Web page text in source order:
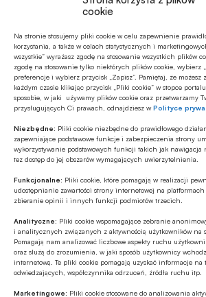
cookie
Na stronie stosujemy pliki cookie w celu zapewnienie
korzystania, a także w celach statystycznych i
wszystkie” wyrażasz zgodę na stosowanie wszystkich plików
zgodę na stosowanie tylko niektórych plików cookie, wybierz
preferencje i wybierz przycisk „Zapisz”. Pamiętaj, że możesz
każdym czasie klikając przycisk „Pliki cookie” w stopce
sposobie, w jaki używamy plików cookie oraz przetwarzamy
przysługujących Ci prawach, odnajdziesz wPolityce
Niezbędne: Pliki cookie niezbędne do prawidłowego
zapewniające podstawowe funkcje i zabezpieczenia strony
wykorzystywanie podstawowych funkcji takich jak
tez dostęp do jej obszarów wymagających uwierzytelnienia.
Funkcjonalne: Pliki cookie, które pomagają w realizacji
udostępnianie zawartości strony internetowej na platformach
zbieranie opinii i innych funkcji podmiotów trzecich.
Analityczne: Pliki cookie wspomagające zebranie
i analitycznych związanych z aktywnością użytkowników na
Pomagają nam analizować liczbowe aspekty ruchu
oraz służą do zrozumienia, w jaki sposób użytkownicy
internetową. Te pliki cookie pomagają uzyskać informacje na
odwiedzających, współczynnika odrzuceń, źródła ruchu itp.
Marketingowe: Pliki cookie stosowane do analizowania
Polecamy
Z RYNKU
Konieczna zmiana
finansowania potrzeb
zbrojnych
Z RYNKU FINANSOWEGO
Bank of America
na odchudzanie
Z RYNKU
Pierwsza emisja BGK